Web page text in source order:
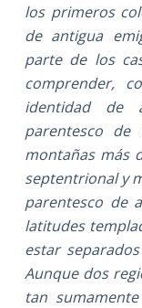
los primeros
de antigua
parte de los
comprender,
identidad de
parentesco
montañas más
septentrional y
parentesco de
latitudes
estar
Aunque dos
tan